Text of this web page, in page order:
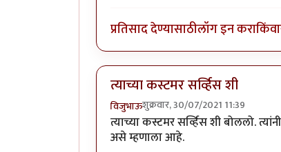
प्रतिसाद देण्यासाठीलॉग इन कराकिंवा
त्याच्या कस्टमर सर्व्हिस शी
विजुभाऊशुक्रवार, 30/07/2021 11:39
त्याच्या कस्टमर सर्व्हिस शी बोललो.
असे म्हणाला आहे.